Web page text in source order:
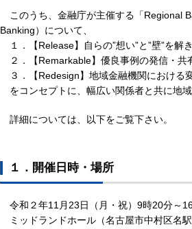
このうち、金融庁が主催する「Regional
Banking）について、
１．【Release】自らの”想い”と”壁”を解
２．【Remarkable】優良事例の発信・共
３．【Redesign】地域金融機関における
をコンセプトに、幅広い関係者と共に地
詳細については、以下をご覧下さい。
１．開催日時・場所
令和２年11月23日（月・祝）9時20分～
ミッドランドホール（名古屋市中村区名